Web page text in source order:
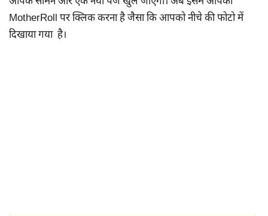
MotherRoll पर क्लिक करना है जैसा कि आपको नीचे की फोटो में
दिखाया गया है।